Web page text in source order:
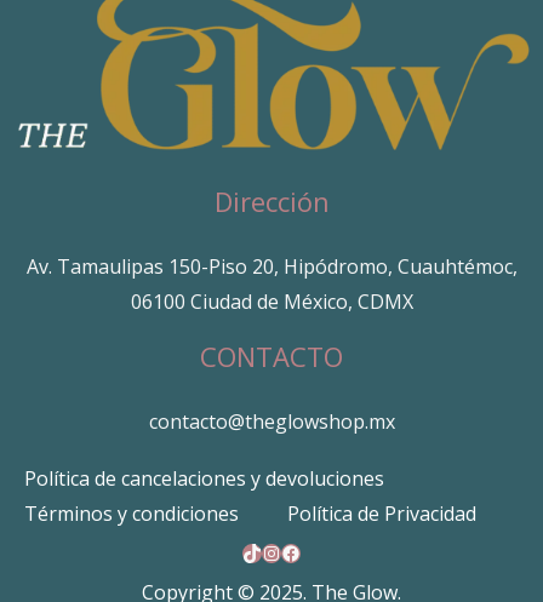
Dirección
Av. Tamaulipas 150-Piso 20, Hipódromo, Cuauhtémoc,
06100 Ciudad de México, CDMX
CONTACTO
contacto@theglowshop.mx
Política de cancelaciones y devoluciones
Términos y condiciones
Política de Privacidad
TikTok
Instagram
Facebook
Copyright © 2025. The Glow.